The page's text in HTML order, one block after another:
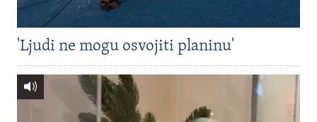
'Ljudi ne mogu osvojiti planinu'